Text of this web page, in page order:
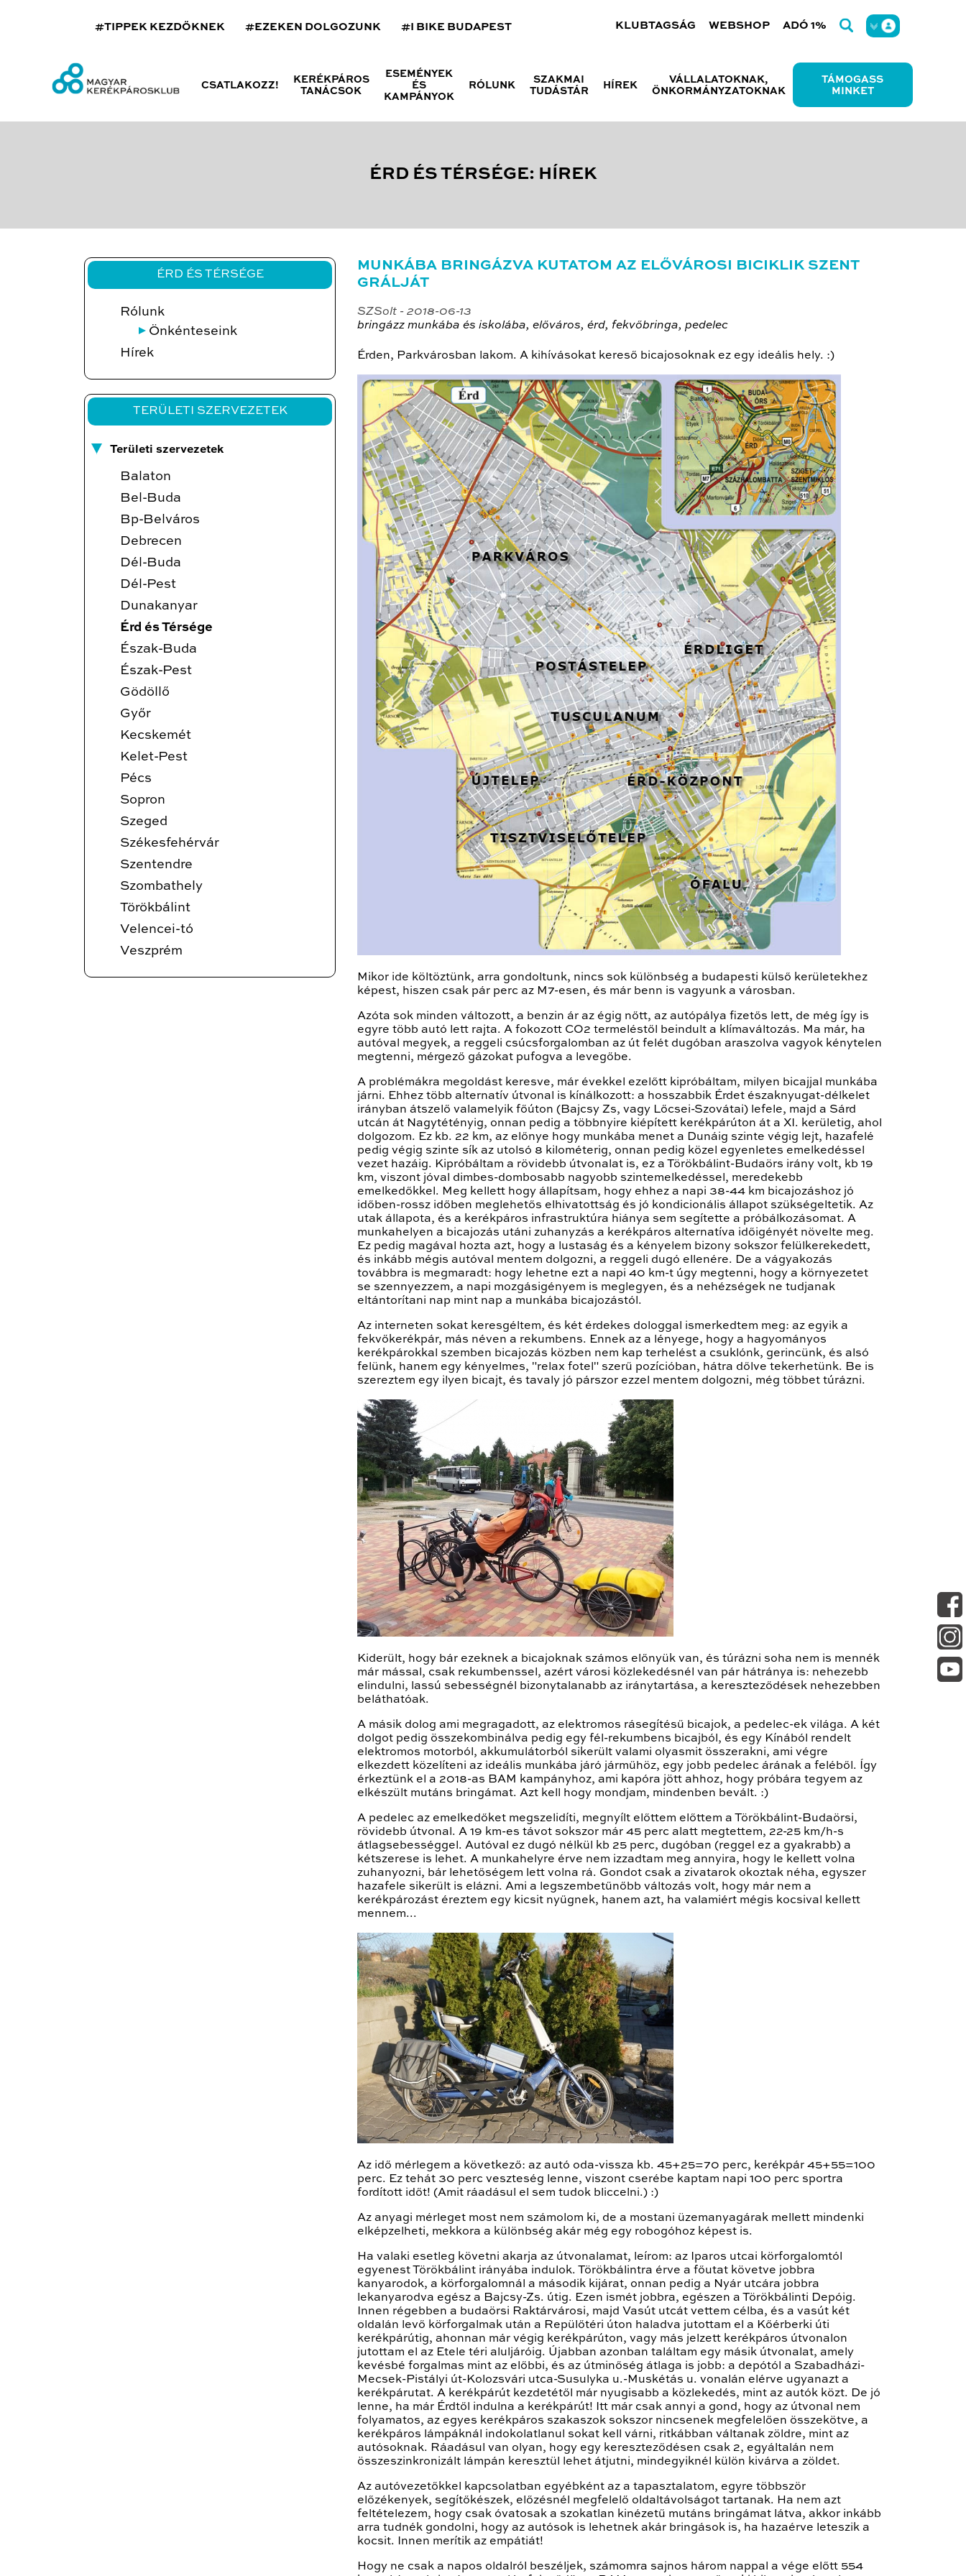
#TIPPEK KEZDŐKNEK #EZEKEN DOLGOZUNK #I BIKE BUDAPEST KLUBTAGSÁG WEBSHOP ADÓ 1%
CSATLAKOZZ!
KERÉKPÁROS
TANÁCSOK
ESEMÉNYEK
ÉS
KAMPÁNYOK
RÓLUNK
SZAKMAI
TUDÁSTÁR
HÍREK
VÁLLALATOKNAK,
ÖNKORMÁNYZATOKNAK
TÁMOGASS
MINKET
ÉRD ÉS TÉRSÉGE: HÍREK
ÉRD ÉS TÉRSÉGE
Rólunk
Önkénteseink
Hírek
TERÜLETI SZERVEZETEK
Területi szervezetek
Balaton
Bel-Buda
Bp-Belváros
Debrecen
Dél-Buda
Dél-Pest
Dunakanyar
Érd és Térsége
Észak-Buda
Észak-Pest
Gödöllő
Győr
Kecskemét
Kelet-Pest
Pécs
Sopron
Szeged
Székesfehérvár
Szentendre
Szombathely
Törökbálint
Velencei-tó
Veszprém
MUNKÁBA BRINGÁZVA KUTATOM AZ ELŐVÁROSI BICIKLIK SZENT
GRÁLJÁT
SZSolt - 2018-06-13
bringázz munkába és iskolába, előváros, érd, fekvőbringa, pedelec
Érden, Parkvárosban lakom. A kihívásokat kereső bicajosoknak ez egy ideális hely. :)
Mikor ide költöztünk, arra gondoltunk, nincs sok különbség a budapesti külső kerületekhez
képest, hiszen csak pár perc az M7-esen, és már benn is vagyunk a városban.
Azóta sok minden változott, a benzin ár az égig nőtt, az autópálya fizetős lett, de még így is
egyre több autó lett rajta. A fokozott CO2 termeléstől beindult a klímaváltozás. Ma már, ha
autóval megyek, a reggeli csúcsforgalomban az út felét dugóban araszolva vagyok kénytelen
megtenni, mérgező gázokat pufogva a levegőbe.
A problémákra megoldást keresve, már évekkel ezelőtt kipróbáltam, milyen bicajjal munkába
járni. Ehhez több alternatív útvonal is kínálkozott: a hosszabbik Érdet északnyugat-délkelet
irányban átszelő valamelyik főúton (Bajcsy Zs, vagy Lőcsei-Szovátai) lefele, majd a Sárd
utcán át Nagytétényig, onnan pedig a többnyire kiépített kerékpárúton át a XI. kerületig, ahol
dolgozom. Ez kb. 22 km, az előnye hogy munkába menet a Dunáig szinte végig lejt, hazafelé
pedig végig szinte sík az utolsó 8 kilométerig, onnan pedig közel egyenletes emelkedéssel
vezet hazáig. Kipróbáltam a rövidebb útvonalat is, ez a Törökbálint-Budaörs irány volt, kb 19
km, viszont jóval dimbes-dombosabb nagyobb szintemelkedéssel, meredekebb
emelkedőkkel. Meg kellett hogy állapítsam, hogy ehhez a napi 38-44 km bicajozáshoz jó
időben-rossz időben meglehetős elhivatottság és jó kondicionális állapot szükségeltetik. Az
utak állapota, és a kerékpáros infrastruktúra hiánya sem segítette a próbálkozásomat. A
munkahelyen a bicajozás utáni zuhanyzás a kerékpáros alternatíva időigényét növelte meg.
Ez pedig magával hozta azt, hogy a lustaság és a kényelem bizony sokszor felülkerekedett,
és inkább mégis autóval mentem dolgozni, a reggeli dugó ellenére. De a vágyakozás
továbbra is megmaradt: hogy lehetne ezt a napi 40 km-t úgy megtenni, hogy a környezetet
se szennyezzem, a napi mozgásigényem is meglegyen, és a nehézségek ne tudjanak
eltántorítani nap mint nap a munkába bicajozástól.
Az interneten sokat keresgéltem, és két érdekes dologgal ismerkedtem meg: az egyik a
fekvőkerékpár, más néven a rekumbens. Ennek az a lényege, hogy a hagyományos
kerékpárokkal szemben bicajozás közben nem kap terhelést a csuklónk, gerincünk, és alsó
felünk, hanem egy kényelmes, "relax fotel" szerű pozícióban, hátra dőlve tekerhetünk. Be is
szereztem egy ilyen bicajt, és tavaly jó párszor ezzel mentem dolgozni, még többet túrázni.
Kiderült, hogy bár ezeknek a bicajoknak számos előnyük van, és túrázni soha nem is mennék
már mással, csak rekumbenssel, azért városi közlekedésnél van pár hátránya is: nehezebb
elindulni, lassú sebességnél bizonytalanabb az iránytartása, a kereszteződések nehezebben
beláthatóak.
A másik dolog ami megragadott, az elektromos rásegítésű bicajok, a pedelec-ek világa. A két
dolgot pedig összekombinálva pedig egy fél-rekumbens bicajból, és egy Kínából rendelt
elektromos motorból, akkumulátorból sikerült valami olyasmit összerakni, ami végre
elkezdett közelíteni az ideális munkába járó járműhöz, egy jobb pedelec árának a feléből. Így
érkeztünk el a 2018-as BAM kampányhoz, ami kapóra jött ahhoz, hogy próbára tegyem az
elkészült mutáns bringámat. Azt kell hogy mondjam, mindenben bevált. :)
A pedelec az emelkedőket megszelidíti, megnyílt előttem előttem a Törökbálint-Budaörsi,
rövidebb útvonal. A 19 km-es távot sokszor már 45 perc alatt megtettem, 22-25 km/h-s
átlagsebességgel. Autóval ez dugó nélkül kb 25 perc, dugóban (reggel ez a gyakrabb) a
kétszerese is lehet. A munkahelyre érve nem izzadtam meg annyira, hogy le kellett volna
zuhanyozni, bár lehetőségem lett volna rá. Gondot csak a zivatarok okoztak néha, egyszer
hazafele sikerült is elázni. Ami a legszembetűnőbb változás volt, hogy már nem a
kerékpározást éreztem egy kicsit nyűgnek, hanem azt, ha valamiért mégis kocsival kellett
mennem...
Az idő mérlegem a következő: az autó oda-vissza kb. 45+25=70 perc, kerékpár 45+55=100
perc. Ez tehát 30 perc veszteség lenne, viszont cserébe kaptam napi 100 perc sportra
fordított időt! (Amit ráadásul el sem tudok bliccelni.) :)
Az anyagi mérleget most nem számolom ki, de a mostani üzemanyagárak mellett mindenki
elképzelheti, mekkora a különbség akár még egy robogóhoz képest is.
Ha valaki esetleg követni akarja az útvonalamat, leírom: az Iparos utcai körforgalomtól
egyenest Törökbálint irányába indulok. Törökbálintra érve a főutat követve jobbra
kanyarodok, a körforgalomnál a második kijárat, onnan pedig a Nyár utcára jobbra
lekanyarodva egész a Bajcsy-Zs. útig. Ezen ismét jobbra, egészen a Törökbálinti Depóig.
Innen régebben a budaörsi Raktárvárosi, majd Vasút utcát vettem célba, és a vasút két
oldalán levő körforgalmak után a Repülőtéri úton haladva jutottam el a Kőérberki úti
kerékpárútig, ahonnan már végig kerékpárúton, vagy más jelzett kerékpáros útvonalon
jutottam el az Etele téri aluljáróig. Újabban azonban találtam egy másik útvonalat, amely
kevésbé forgalmas mint az előbbi, és az útminőség átlaga is jobb: a depótól a Szabadházi-
Mecsek-Pistályi út-Kolozsvári utca-Susulyka u.-Muskétás u. vonalán elérve ugyanazt a
kerékpárutat. A kerékpárút kezdetétől már nyugisabb a közlekedés, mint az autók közt. De jó
lenne, ha már Érdtől indulna a kerékpárút! Itt már csak annyi a gond, hogy az útvonal nem
folyamatos, az egyes kerékpáros szakaszok sokszor nincsenek megfelelően összekötve, a
kerékpáros lámpáknál indokolatlanul sokat kell várni, ritkábban váltanak zöldre, mint az
autósoknak. Ráadásul van olyan, hogy egy kereszteződésen csak 2, egyáltalán nem
összeszinkronizált lámpán keresztül lehet átjutni, mindegyiknél külön kivárva a zöldet.
Az autóvezetőkkel kapcsolatban egyébként az a tapasztalatom, egyre többször
előzékenyek, segítőkészek, előzésnél megfelelő oldaltávolságot tartanak. Ha nem azt
feltételezem, hogy csak óvatosak a szokatlan kinézetű mutáns bringámat látva, akkor inkább
arra tudnék gondolni, hogy az autósok is lehetnek akár bringások is, ha hazaérve leteszik a
kocsit. Innen merítik az empátiát!
Hogy ne csak a napos oldalról beszéljek, számomra sajnos három nappal a vége előtt 554